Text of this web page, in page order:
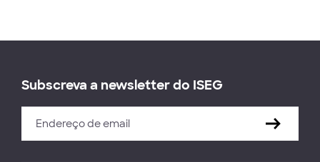
Subscreva a newsletter do ISEG